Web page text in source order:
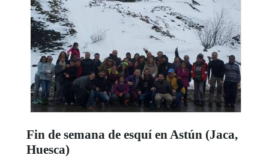
Fin de semana de esquí en Astún (Jaca,
Huesca)